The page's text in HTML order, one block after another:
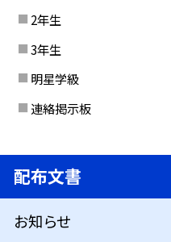
2年生
3年生
明星学級
連絡掲示板
配布文書
お知らせ